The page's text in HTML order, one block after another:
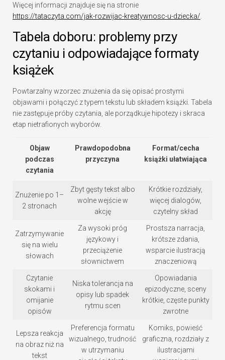
Więcej informacji znajduje się na stronie
https://tataczyta.com/jak-rozwijac-kreatywnosc-u-dziecka/
Tabela doboru: problemy przy
czytaniu i odpowiadające formaty
książek
Powtarzalny wzorzec znużenia da się opisać prostymi
objawami i połączyć z typem tekstu lub składem książki. Tabela
nie zastępuje próby czytania, ale porządkuje hipotezy i skraca
etap nietrafionych wyborów.
Objaw
podczas
czytania
Prawdopodobna
przyczyna
Format/cecha
książki ułatwiająca
Znużenie po 1–
2 stronach
Zbyt gęsty tekst albo
wolne wejście w
akcję
Krótkie rozdziały,
więcej dialogów,
czytelny skład
Zatrzymywanie
się na wielu
słowach
Za wysoki próg
językowy i
przeciążenie
słownictwem
Prostsza narracja,
krótsze zdania,
wsparcie ilustracją
znaczeniową
Czytanie
skokami i
omijanie
opisów
Niska tolerancja na
opisy lub spadek
rytmu scen
Opowiadania
epizodyczne, sceny
krótkie, częste punkty
zwrotne
Lepsza reakcja
na obraz niż na
tekst
Preferencja formatu
wizualnego, trudność
w utrzymaniu
Komiks, powieść
graficzna, rozdziały z
ilustracjami